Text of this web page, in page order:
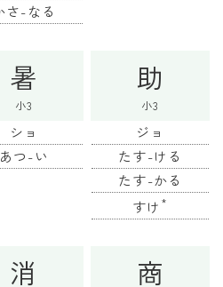
さ-なる
暑
小3
ショ
あつ-い
助
小3
ジョ
たす-ける
たす-かる
すけ *
消 商